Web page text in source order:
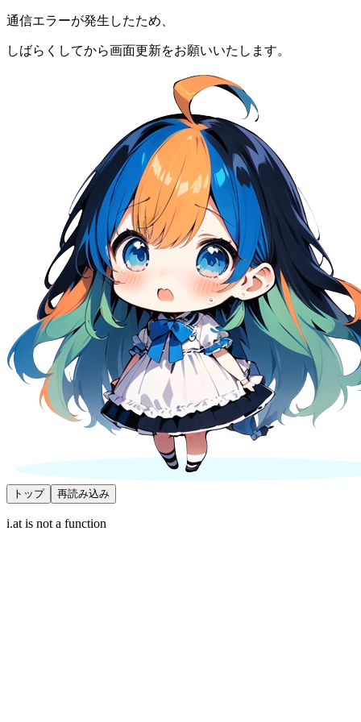
通信エラーが発生したため、
しばらくしてから画面更新をお願いいたします。
トップ 再読み込み
i.at is not a function